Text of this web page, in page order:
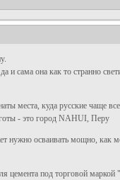
сама она как то странно
места, куда русские чаще
- это город NАНUI, Перу
нужно осваивать мощно, как
цемента под торговой